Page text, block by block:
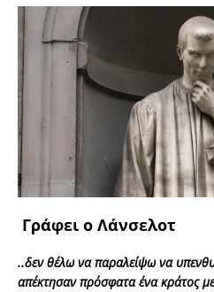
Γράφει ο Λάνσελοτ
..δεν θέλω να παραλείψω να
απέκτησαν πρόσφατα ένα κράτος